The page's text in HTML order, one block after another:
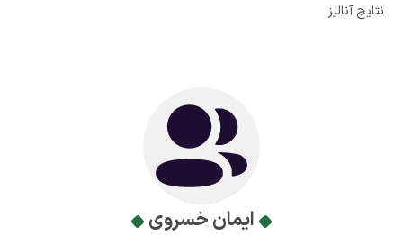
نتایج آنالیز
ایمان خسروی